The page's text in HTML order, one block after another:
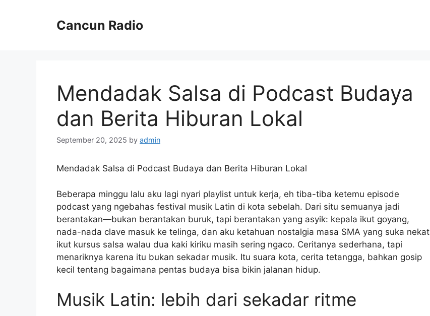
Cancun Radio
Mendadak Salsa di Podcast Budaya
dan Berita Hiburan Lokal
September 20, 2025 by admin
Mendadak Salsa di Podcast Budaya dan Berita Hiburan Lokal
Beberapa minggu lalu aku lagi nyari playlist untuk kerja, eh tiba-tiba ketemu episode
podcast yang ngebahas festival musik Latin di kota sebelah. Dari situ semuanya jadi
berantakan—bukan berantakan buruk, tapi berantakan yang asyik: kepala ikut goyang,
nada-nada clave masuk ke telinga, dan aku ketahuan nostalgia masa SMA yang suka nekat
ikut kursus salsa walau dua kaki kiriku masih sering ngaco. Ceritanya sederhana, tapi
menariknya karena itu bukan sekadar musik. Itu suara kota, cerita tetangga, bahkan gosip
kecil tentang bagaimana pentas budaya bisa bikin jalanan hidup.
Musik Latin: lebih dari sekadar ritme